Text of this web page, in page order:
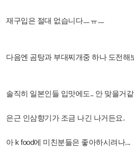
재구입은 절대 없습니다ㅡㅠㅡ
다음엔 곰탕과 부대찌개중 하나 도전해
솔직히 일본인들 입맛에도.. 안 맞을거
은근 인삼향기가 조금 나긴 나거든요.
아 k food에 미친분들은 좋아하시려나...